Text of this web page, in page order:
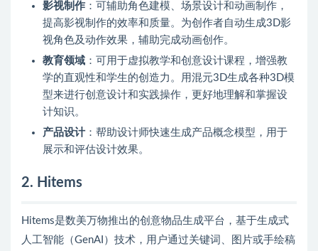
影视制作 ：可辅助角色建模、场景设计和动画制作，
提高影视制作的效率和质量。为创作者自动生成3D影
视角色及动作效果，辅助完成动画创作。
教育领域 ：可用于虚拟教学和创意设计课程，增强教
学的直观性和学生的创造力。用混元3D生成各种3D模
型来进行创意设计和实践操作，更好地理解和掌握设
计知识。
产品设计：帮助设计师快速生成产品概念模型，用于
展示和评估设计效果。
2. Hitems
Hitems是数美万物推出的创意物品生成平台，基于生成式
人工智能（GenAI）技术，用户通过关键词、图片或手绘稿